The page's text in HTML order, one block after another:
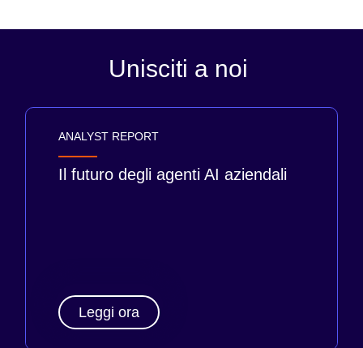
Unisciti a noi
ANALYST REPORT
Il futuro degli agenti AI aziendali
Leggi ora